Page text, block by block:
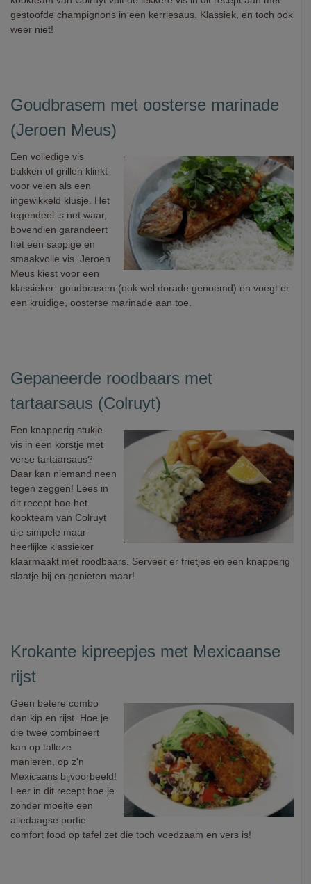
gestoofde champignons in een kerriesaus. Klassiek, en toch ook
weer niet!
Goudbrasem met oosterse marinade
(Jeroen Meus)
Een volledige vis
bakken of grillen klinkt
voor velen als een
ingewikkeld klusje. Het
tegendeel is net waar,
bovendien garandeert
het een sappige en
smaakvolle vis. Jeroen
Meus kiest voor een
klassieker: goudbrasem (ook wel dorade genoemd) en voegt er
een kruidige, oosterse marinade aan toe.
Gepaneerde roodbaars met
tartaarsaus (Colruyt)
Een knapperig stukje
vis in een korstje met
verse tartaarsaus?
Daar kan niemand neen
tegen zeggen! Lees in
dit recept hoe het
kookteam van Colruyt
die simpele maar
heerlijke klassieker
klaarmaakt met roodbaars. Serveer er frietjes en een knapperig
slaatje bij en genieten maar!
Krokante kipreepjes met Mexicaanse
rijst
Geen betere combo
dan kip en rijst. Hoe je
die twee combineert
kan op talloze
manieren, op z'n
Mexicaans bijvoorbeeld!
Leer in dit recept hoe je
zonder moeite een
alledaagse portie
comfort food op tafel zet die toch voedzaam en vers is!